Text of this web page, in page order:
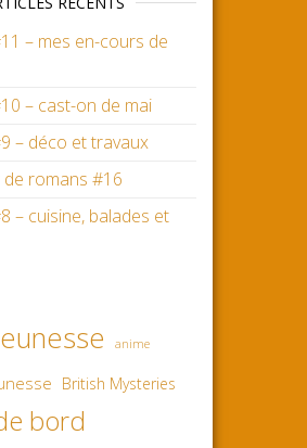
– mes en-cours de
– cast-on de mai
– déco et travaux
de romans #16
– cuisine, balades et
anime
British Mysteries
bord